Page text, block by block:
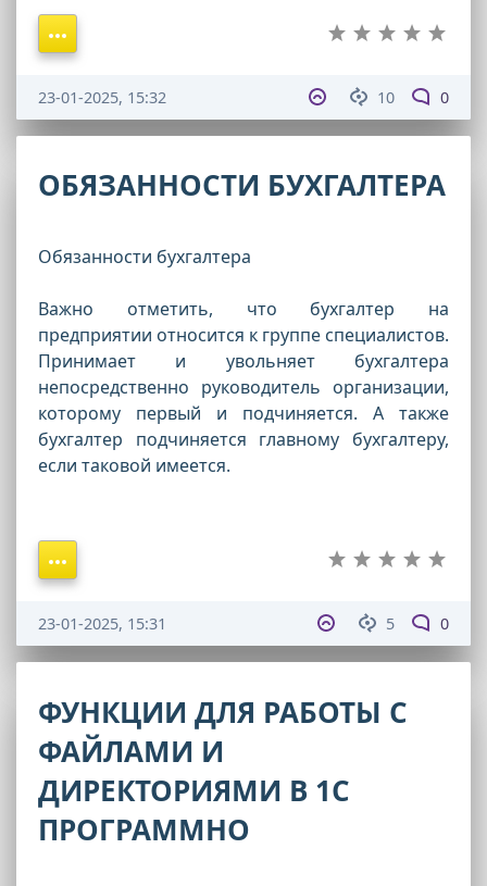
10 0
23-01-2025, 15:32
ОБЯЗАННОСТИ БУХГАЛТЕРА
Обязанности бухгалтера
Важно отметить, что бухгалтер на
предприятии относится к группе специалистов.
Принимает и увольняет бухгалтера
непосредственно руководитель организации,
которому первый и подчиняется. А также
бухгалтер подчиняется главному бухгалтеру,
если таковой имеется.
5 0
23-01-2025, 15:31
ФУНКЦИИ ДЛЯ РАБОТЫ С
ФАЙЛАМИ И
ДИРЕКТОРИЯМИ В 1С
ПРОГРАММНО